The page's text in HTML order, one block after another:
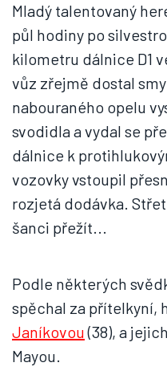
Mladý talentovaný
půl hodiny po
kilometru dálnice D1
vůz zřejmě dostal
nabouraného opelu
svodidla a vydal se
dálnice k
vozovky vstoupil
rozjetá dodávka.
šanci přežít...
Podle některých
spěchal za přítelkyní,
Janíkovou(38), a
Mayou.